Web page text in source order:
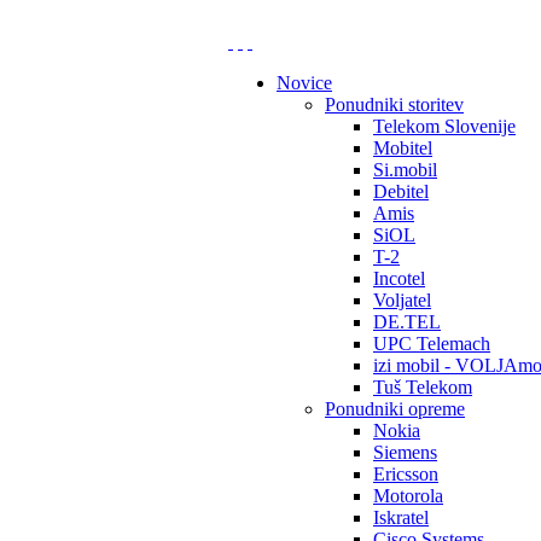
Novice
Ponudniki storitev
Telekom Slovenije
Mobitel
Si.mobil
Debitel
Amis
SiOL
T-2
Incotel
Voljatel
DE.TEL
UPC Telemach
izi mobil -
Tuš Telekom
Ponudniki opreme
Nokia
Siemens
Ericsson
Motorola
Iskratel